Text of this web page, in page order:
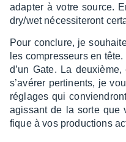
adap­ter à votre source.
dry/wet néces­si­te­ront
Pour conclure, je
les compres­seurs en
d’un Gate. La
s’avé­rer perti­nents, je
réglages qui
agis­sant de la sorte que
fique à vos produc­tions